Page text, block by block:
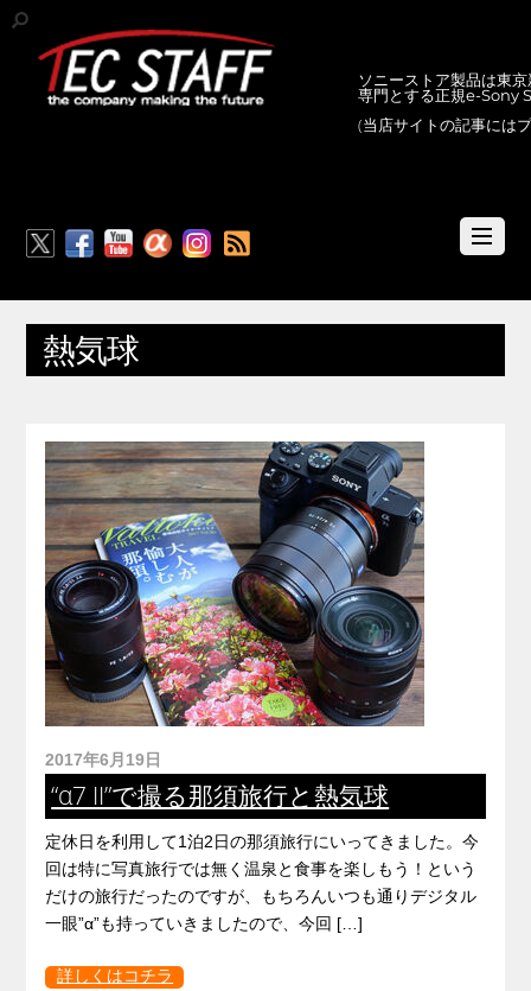
ソニーストア製品は東
専門とする正規e-Sony
(当店サイトの記事には
熱気球
2017年6月19日
“α7 II”で撮る那須旅行と熱気球
定休日を利用して1泊2日の那須旅行にいってきました。今
回は特に写真旅行では無く温泉と食事を楽しもう！という
だけの旅行だったのですが、もちろんいつも通りデジタル
一眼”α”も持っていきましたので、今回 […]
詳しくはコチラ